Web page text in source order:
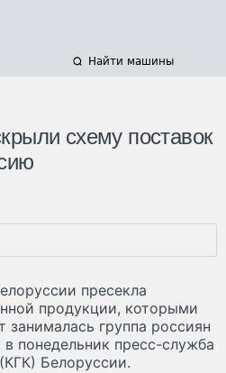
Найти машины
схему поставок
пресекла
продукции, которыми
занималась группа россиян
понедельник пресс-служба
Белоруссии.